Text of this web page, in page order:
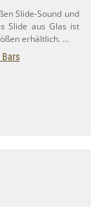
Slide-​Sound und
Slide aus Glas ist
erhältlich. …
Bars